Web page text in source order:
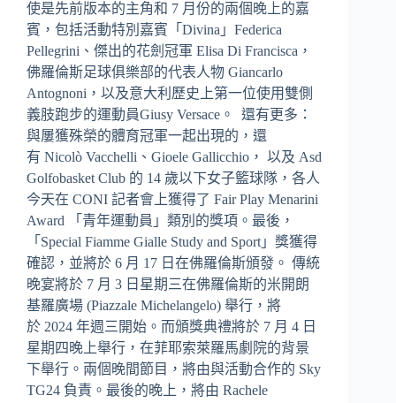
使是先前版本的主角和 7 月份的兩個晚上的嘉
賓，包括活動特別嘉賓「Divina」Federica
Pellegrini、傑出的花劍冠軍 Elisa Di Francisca，
佛羅倫斯足球俱樂部的代表人物 Giancarlo
Antognoni，以及意大利歷史上第一位使用雙側
義肢跑步的運動員Giusy Versace。 還有更多：
與屢獲殊榮的體育冠軍一起出現的，還
有 Nicolò Vacchelli、Gioele Gallicchio， 以及 Asd
Golfobasket Club 的 14 歲以下女子籃球隊，各人
今天在 CONI 記者會上獲得了 Fair Play Menarini
Award 「青年運動員」類別的獎項。最後，
「Special Fiamme Gialle Study and Sport」獎獲得
確認，並將於 6 月 17 日在佛羅倫斯頒發。 傳統
晚宴將於 7 月 3 日星期三在佛羅倫斯的米開朗
基羅廣場 (Piazzale Michelangelo) 舉行，將
於 2024 年週三開始。而頒獎典禮將於 7 月 4 日
星期四晚上舉行，在菲耶索萊羅馬劇院的背景
下舉行。兩個晚間節目，將由與活動合作的 Sky
TG24 負責。最後的晚上，將由 Rachele